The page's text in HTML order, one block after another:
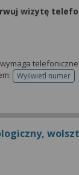
wizytę
Wyświetl numer
telefonu